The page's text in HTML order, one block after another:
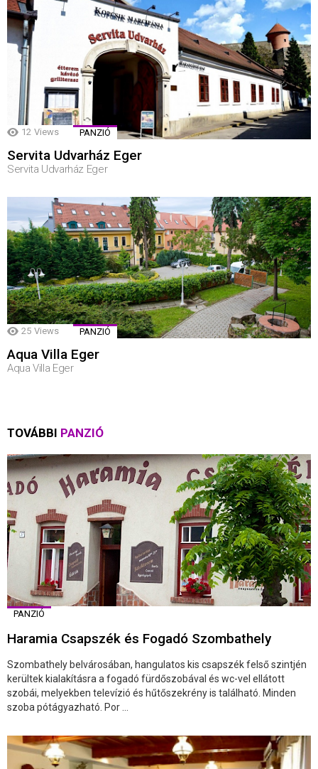
12 Views PANZIÓ
Servita Udvarház Eger
Servita Udvarház Eger
25 Views PANZIÓ
Aqua Villa Eger
Aqua Villa Eger
TOVÁBBI PANZIÓ
PANZIÓ
Haramia Csapszék és Fogadó Szombathely
Szombathely belvárosában, hangulatos kis csapszék felső szintjén
kerültek kialakításra a fogadó fürdőszobával és wc-vel ellátott
szobái, melyekben televízió és hűtőszekrény is található. Minden
szoba pótágyazható. Por ...